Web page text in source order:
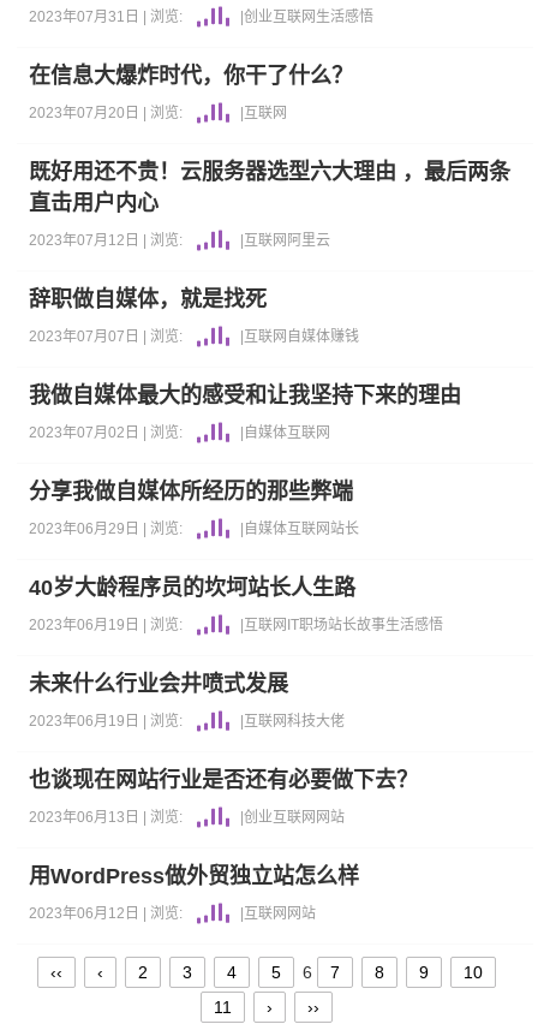
2023年07月31日 | 浏览: |创业互联网 生活感悟
在信息大爆炸时代，你干了什么？
2023年07月20日 | 浏览: 互联网
既好用还不贵！云服务器选型六大理由 ，最后两条
直击用户内心
2023年07月12日 | 浏览: 互联网 阿里云
辞职做自媒体，就是找死
2023年07月07日 | 浏览: 互联网 自媒体赚钱
我做自媒体最大的感受和让我坚持下来的理由
2023年07月02日 | 浏览: 自媒体互联网
分享我做自媒体所经历的那些弊端
2023年06月29日 | 浏览: 自媒体互联网站长
40岁大龄程序员的坎坷站长人生路
2023年06月19日 | 浏览: 互联网 IT职场站长故事生活感悟
未来什么行业会井喷式发展
2023年06月19日 | 浏览: 互联网科技大佬
也谈现在网站行业是否还有必要做下去？
2023年06月13日 | 浏览: |创业互联网 网站
用WordPress做外贸独立站怎么样
2023年06月12日 | 浏览: 互联网 网站
‹‹ ‹ 2 3 4 5 6 7 8 9
10
11
› ››